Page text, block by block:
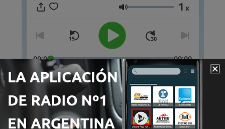
Volumen 1 x
00:00 00:00
Episodios
1 - Tik tok